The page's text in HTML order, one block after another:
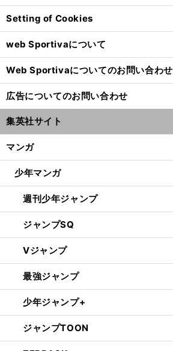
Setting of Cookies
web Sportivaについて
Web Sportivaについてのお問い合わせ
広告についてのお問い合わせ
集英社サイト
マンガ
少年マンガ
週刊少年ジャンプ
ジャンプSQ
Vジャンプ
最強ジャンプ
少年ジャンプ+
ジャンプTOON